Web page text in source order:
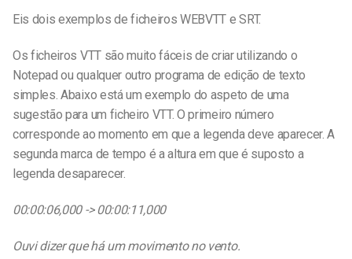
Eis dois exemplos de ficheiros WEBVTT e SRT.
Os ficheiros VTT são muito fáceis de criar utilizando o
Notepad ou qualquer outro programa de edição de texto
simples. Abaixo está um exemplo do aspeto de uma
sugestão para um ficheiro VTT. O primeiro número
corresponde ao momento em que a legenda deve aparecer. A
segunda marca de tempo é a altura em que é suposto a
legenda desaparecer.
00:00:06,000 -> 00:00:11,000
Ouvi dizer que há um movimento no vento.